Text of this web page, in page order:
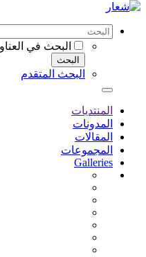
البحث في
البحث
البحث المتقدم
المنتديات
المدونات
المقالات
المجموعات
Galleries